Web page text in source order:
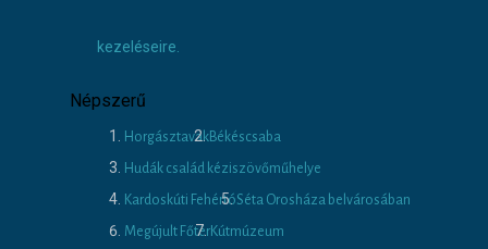
kezeléseire.
Népszerű
HorgásztavakBékéscsaba
Hudák család kéziszövőműhelye
Kardoskúti FehértóSéta Orosháza belvárosában
Megújult FőtérKútmúzeum